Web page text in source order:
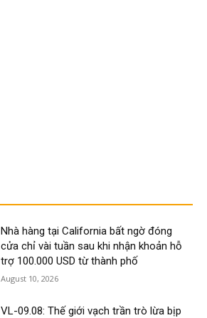
Nhà hàng tại California bất ngờ đóng
cửa chỉ vài tuần sau khi nhận khoản hỗ
trợ 100.000 USD từ thành phố
August 10, 2026
VL-09.08: Thế giới vạch trần trò lừa bịp